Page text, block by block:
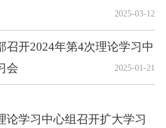
2025-03-12
召开2024年第4次理论学习中
会
2025-01-21
论学习中心组召开扩大学习